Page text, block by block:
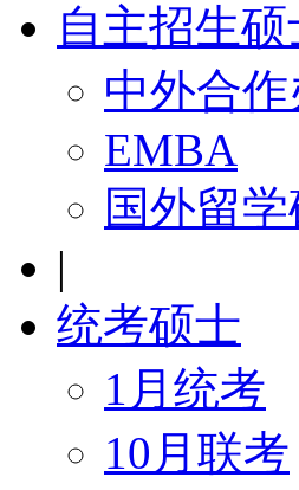
自主招生硕
中外合
EMBA
国外留
|
统考硕士
1月统考
10月联考